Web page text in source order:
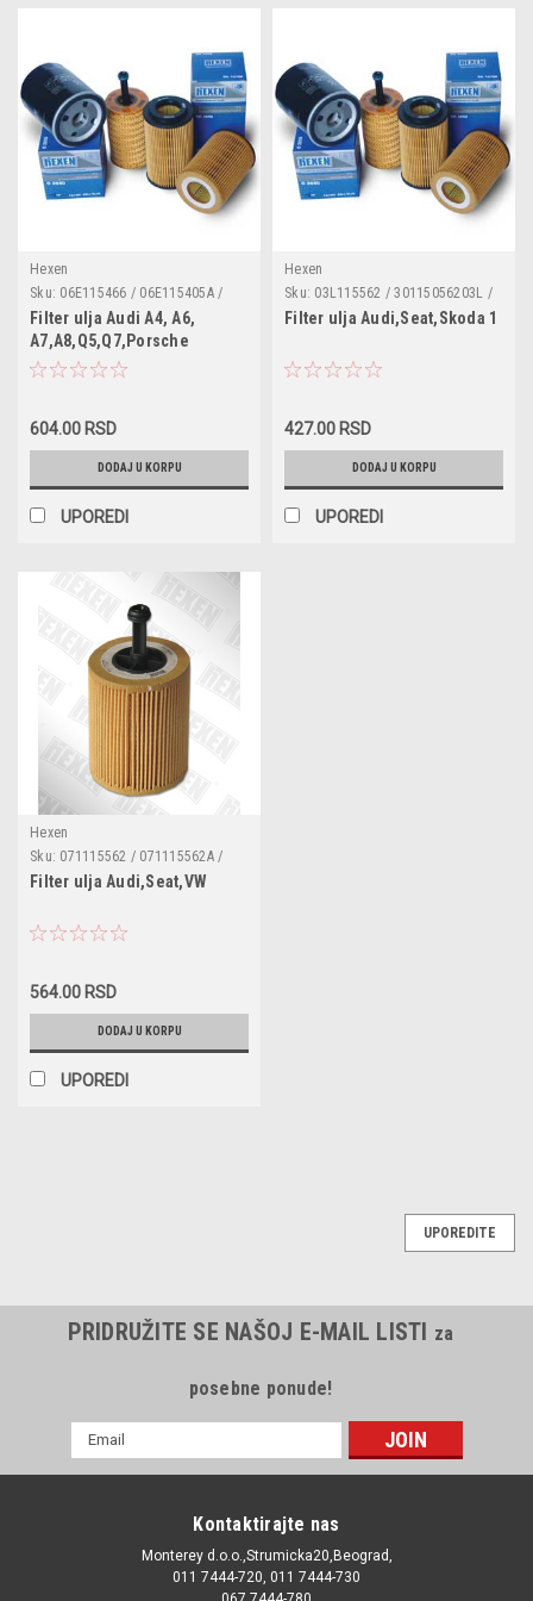
Hexen
Sku: 06E115466 / 06E115405A /
06E115405C / 06E115562A /
1457429185 / 1457429268 /
COF100596E / OE671/4 /
E32HD184 / FO-ECO108 /
OC3096
Filter ulja Audi A4, A6,
A7,A8,Q5,Q7,Porsche
Cayenne,VW Touareg 2
604.00 RSD
DODAJ U KORPU
UPOREDI
Hexen
Sku: 03L115562 / 30115056203L /
ADV182110 / F026407023 /
COF100580E / ML4509 / OE688 /
HU7008z / L418 / WL7476 /
Filter ulja Audi,Seat,Skoda 1
427.00 RSD
DODAJ U KORPU
UPOREDI
Hexen
Sku: 071115562 / 071115562A /
071115562B / 1250679 /
045115466 / 045115466A /
071115562A / MN980125 /
Filter ulja Audi,Seat,VW
564.00 RSD
DODAJ U KORPU
UPOREDI
UPOREDITE
PRIDRUŽITE SE NAŠOJ E-MAIL LISTI za
posebne ponude!
mail
Kontaktirajte nas
Monterey d.o.o.,Strumicka20,Beograd,
011 7444-720, 011 7444-730